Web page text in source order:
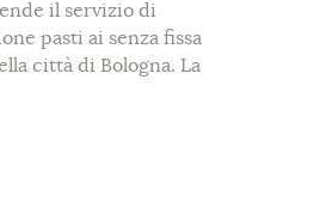
il servizio di
pasti ai senza fissa
città di Bologna. La